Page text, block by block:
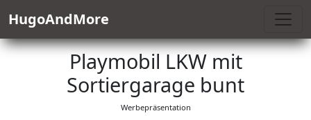
HugoAndMore
Playmobil LKW mit
Sortiergarage bunt
Werbepräsentation